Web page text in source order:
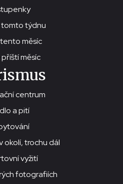
tomto týdnu
měsíc
měsíc
centrum
a pití
okolí, trochu dál
vyžití
fotografiích